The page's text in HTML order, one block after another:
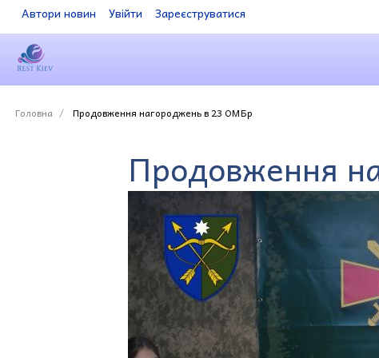
Автори новин Увійти Зареєструватися
Головна Продовження нагороджень в 23 ОМБр
Продовження